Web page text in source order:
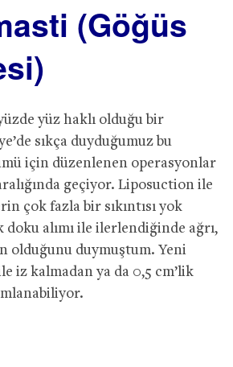
(Göğüs
yüz haklı olduğu bir
sıkça duyduğumuz bu
için düzenlenen operasyonlar
geçiyor. Liposuction ile
çok fazla bir sıkıntısı yok
alımı ile ilerlendiğinde ağrı,
olduğunu duymuştum. Yeni
iz kalmadan ya da 0,5 cm’lik